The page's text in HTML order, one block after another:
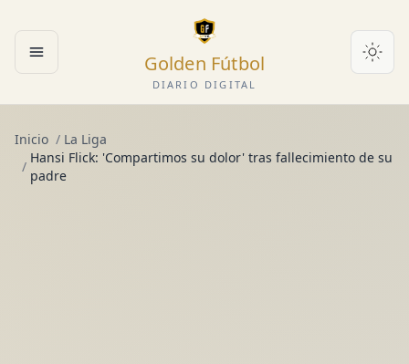
Abrir menú Golden Fútbol
DIARIO DIGITAL
Inicio / La Liga
/
Hansi Flick: 'Compartimos su dolor' tras fallecimiento de su
padre